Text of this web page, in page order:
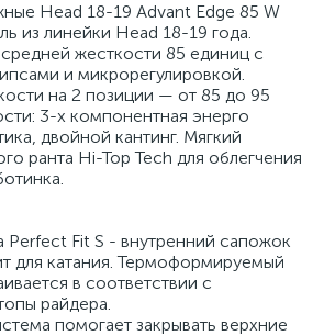
Head 18-19 Advant Edge 85 W
из линейки Head 18-19 года.
жесткости 85 единиц с
и микрорегулировкой.
на 2 позиции — от 85 до 95
3-х компонентная энерго
двойной кантинг. Мягкий
ранта Hi-Top Tech для облегчения
Fit S - внутренний сапожок
для катания. Термоформируемый
в соответствии с
райдера.
помогает закрывать верхние